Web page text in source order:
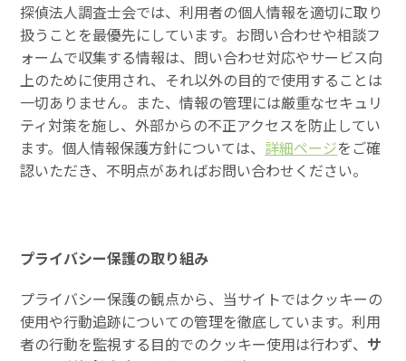
探偵法人調査士会では、利用者の個人情報を適切に取り
扱うことを最優先にしています。お問い合わせや相談フ
ォームで収集する情報は、問い合わせ対応やサービス向
上のために使用され、それ以外の目的で使用することは
一切ありません。また、情報の管理には厳重なセキュリ
ティ対策を施し、外部からの不正アクセスを防止してい
ます。個人情報保護方針については、 詳細ページをご確
認いただき、不明点があればお問い合わせください。
プライバシー保護の取り組み
プライバシー保護の観点から、当サイトではクッキーの
使用や行動追跡についての管理を徹底しています。利用
者の行動を監視する目的でのクッキー使用は行わず、 サ